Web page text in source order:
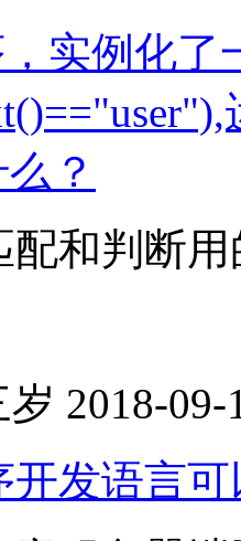
，实例化了
？
和判断
岁 2018-09-
开发语言